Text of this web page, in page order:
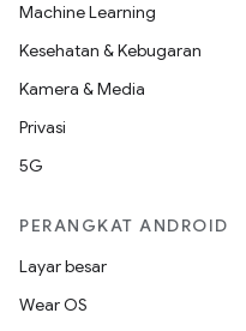
Machine Learning
Kesehatan & Kebugaran
Kamera & Media
Privasi
5G
PERANGKAT ANDROID
Layar besar
Wear OS